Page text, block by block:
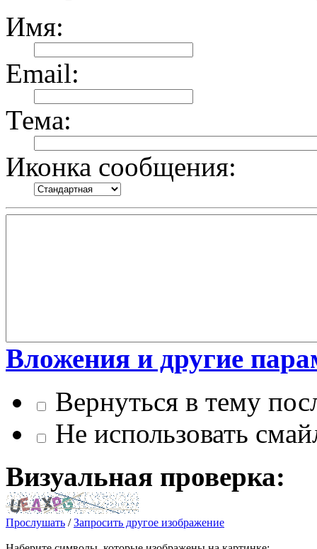
Имя:
Email:
Тема:
Иконка сообщения:
Вложения и другие
Вернуться в тему
Не использовать
Визуальная проверка:
Прослушать /Запросить другое изображение